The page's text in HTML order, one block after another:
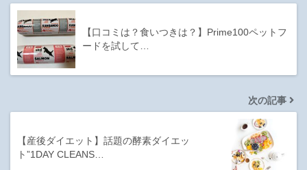
【口コミは？食いつきは？】Prime100ペットフ
ードを試して…
次の記事
【産後ダイエット】話題の酵素ダイエッ
ト”1DAY CLEANS…